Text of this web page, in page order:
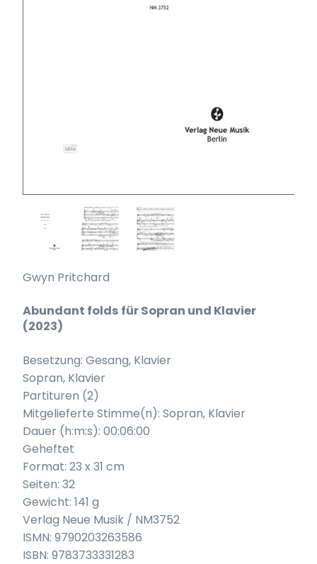
Gwyn Pritchard
Abundant folds für Sopran und Klavier
(2023)
Besetzung: Gesang, Klavier
Sopran, Klavier
Partituren (2)
Mitgelieferte Stimme(n): Sopran, Klavier
Dauer (h:m:s): 00:06:00
Geheftet
Format: 23 x 31 cm
Seiten: 32
Gewicht: 141 g
Verlag Neue Musik / NM3752
ISMN: 9790203263586
ISBN: 9783733331283